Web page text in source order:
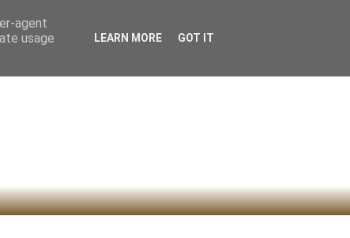
agent
usage
LEARN MORE GOT IT